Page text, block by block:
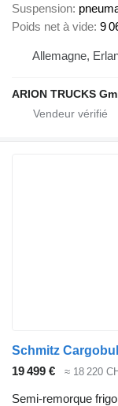
Suspension
Poids net à vide 9
Allemagne,
ARION TRUCKS
Schmitz
19 499 €
≈ 18 220
Semi-remorque